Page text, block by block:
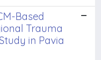
Based
Trauma
in Pavia